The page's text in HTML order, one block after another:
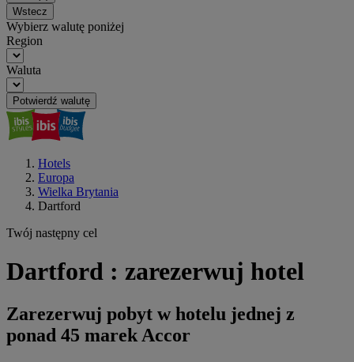
Wstecz
Wybierz walutę poniżej
Region
Waluta
Potwierdź walutę
Hotels
Europa
Wielka Brytania
Dartford
Twój następny cel
Dartford : zarezerwuj hotel
Zarezerwuj pobyt w hotelu jednej z
ponad 45 marek Accor